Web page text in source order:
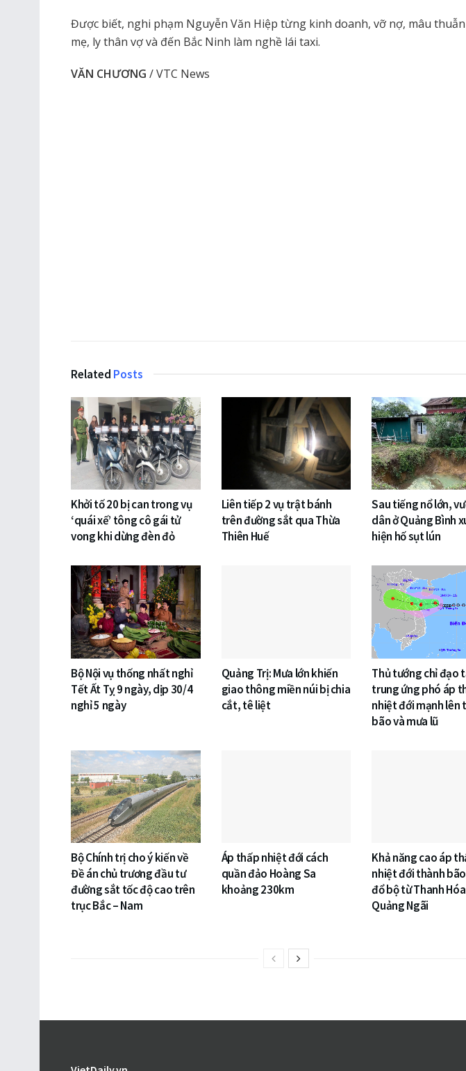
Được biết, nghi phạm Nguyễn Văn Hiệp từng kinh doanh, vỡ nợ, mâu
mẹ, ly thân vợ và đến Bắc Ninh làm nghề lái taxi.
VĂN CHƯƠNG / VTC News
Related Posts
Khởi tố 20 bị can trong vụ
‘quái xế’ tông cô gái tử
vong khi dừng đèn đỏ
Liên tiếp 2 vụ trật bánh
trên đường sắt qua Thừa
Thiên Huế
Sau tiếng nổ lớn,
dân ở Quảng Bình
hiện hố sụt lún
Bộ Nội vụ thống nhất nghỉ
Tết Ất Tỵ 9 ngày, dịp 30/4
nghỉ 5 ngày
Quảng Trị: Mưa lớn khiến
giao thông miền núi bị chia
cắt, tê liệt
Thủ tướng chỉ đạo
trung ứng phó áp
nhiệt đới mạnh lên
bão và mưa lũ
Bộ Chính trị cho ý kiến về
Đề án chủ trương đầu tư
đường sắt tốc độ cao trên
trục Bắc – Nam
Áp thấp nhiệt đới cách
quần đảo Hoàng Sa
khoảng 230km
Khả năng cao áp
nhiệt đới thành
đổ bộ từ Thanh
Quảng Ngãi